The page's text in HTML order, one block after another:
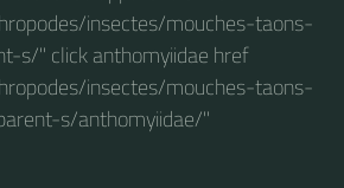
insectes/mouches-taons-
s/" click anthomyiidae href
insectes/mouches-taons-
s/anthomyiidae/"